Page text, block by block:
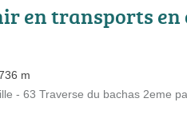
en transports en
m
- 63 Traverse du bachas 2eme